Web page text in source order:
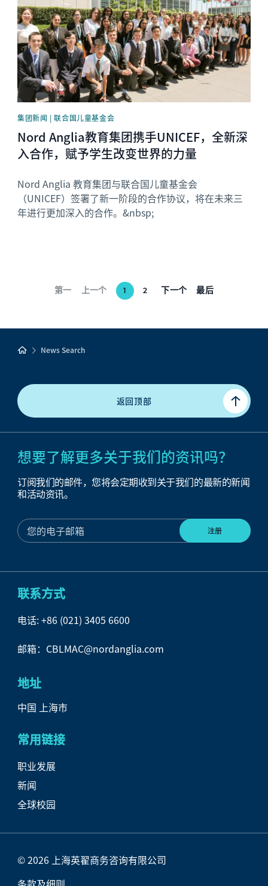
集团新闻 | 联合国儿童基金会
Nord Anglia教育集团携手UNICEF，全新深
入合作，赋予学生改变世界的力量
Nord Anglia 教育集团与联合国儿童基金会
（UNICEF）签署了新一阶段的合作协议，将在未来三
年进行更加深入的合作。&nbsp;
第一 上一个 1 2 下一个 最后
News Search
返回顶部
想要了解更多关于我们的资讯吗？
订阅我们的邮件，您将会定期收到关于我们的最新的新闻
和活动资讯。
联系方式
电话:+86 (021) 3405 6600
邮箱：CBLMAC@nordanglia.com
地址
中国 上海市
常用链接
职业发展
新闻
全球校园
© 2026 上海英翟商务咨询有限公司